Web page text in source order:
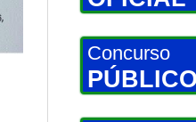
Concurso
PÚBLICO